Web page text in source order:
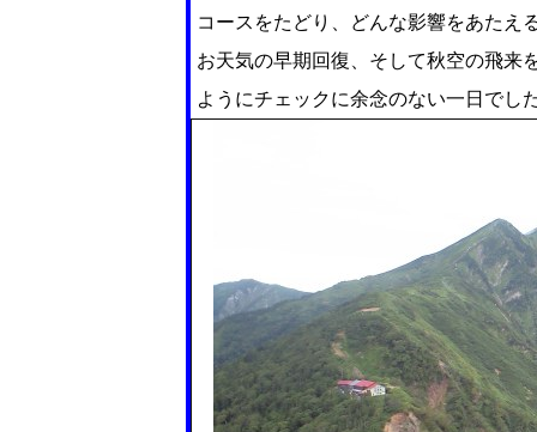
コースをたどり、どんな影響をあたえ
お天気の早期回復、そして秋空の飛来
ようにチェックに余念のない一日でし